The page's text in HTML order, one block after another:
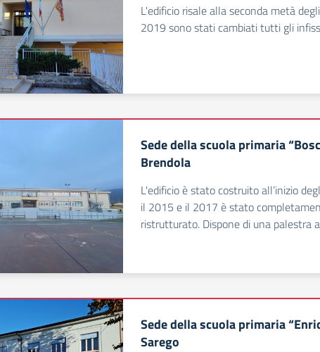
L'edificio risale alla seconda metà
2019 sono stati cambiati tutti gli
Sede della scuola primaria
Brendola
L'edificio è stato costruito all’inizio
il 2015 e il 2017 è stato
ristrutturato. Dispone di una palestra
Sede della scuola primaria
Sarego